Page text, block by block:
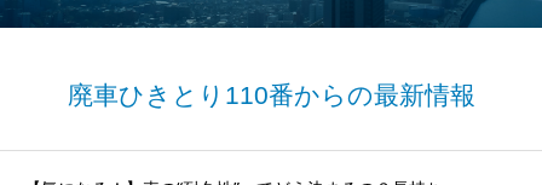
廃車ひきとり110番からの最新情報
お知らせ
会社概要
お問い合わせ